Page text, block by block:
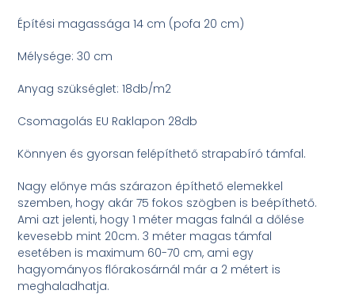
Építési magassága 14 cm (pofa 20 cm)
Mélysége: 30 cm
Anyag szükséglet: 18db/m2
Csomagolás EU Raklapon 28db
Könnyen és gyorsan felépíthető strapabíró támfal.
Nagy előnye más szárazon építhető elemekkel
szemben, hogy akár 75 fokos szögben is beépíthető.
Ami azt jelenti, hogy 1 méter magas falnál a dőlése
kevesebb mint 20cm. 3 méter magas támfal
esetében is maximum 60-70 cm, ami egy
hagyományos flórakosárnál már a 2 métert is
meghaladhatja.